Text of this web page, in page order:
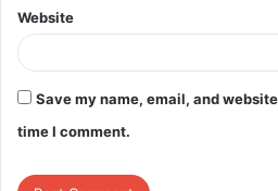
Website
Save my name, email, and
time I comment.